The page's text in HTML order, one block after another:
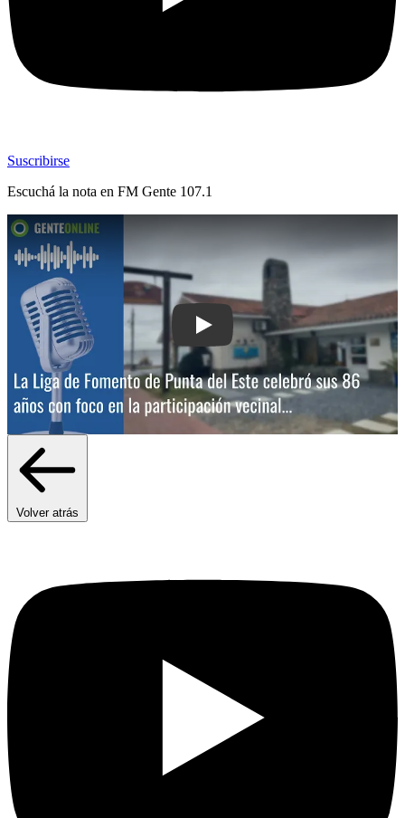
Suscribirse
Escuchá la nota en FM Gente 107.1
Play: La Liga de Fomento de Punta
Volver atrás